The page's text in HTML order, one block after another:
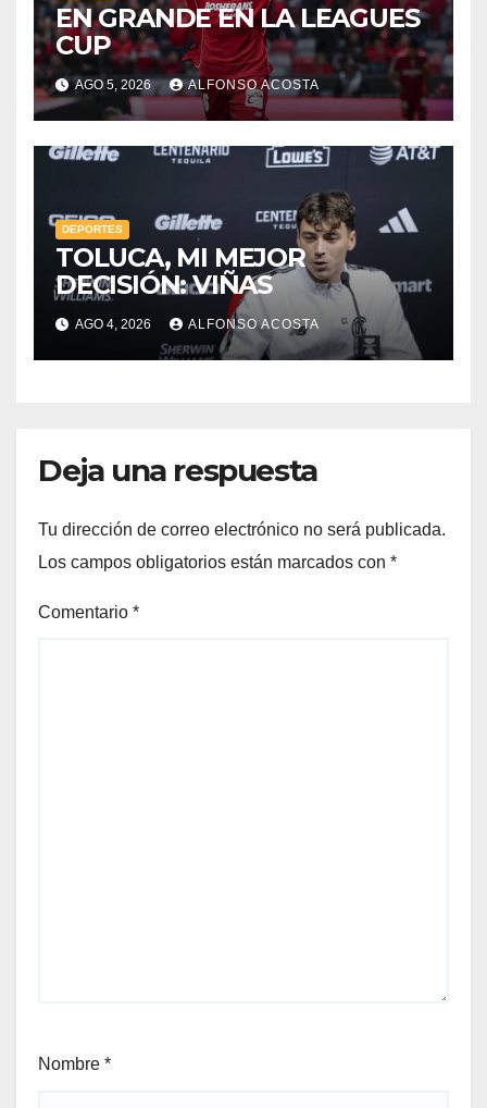
EN GRANDE EN LA LEAGUES
CUP
AGO 5, 2026 ALFONSO ACOSTA
DEPORTES
TOLUCA, MI MEJOR
DECISIÓN: VIÑAS
AGO 4, 2026 ALFONSO ACOSTA
Deja una respuesta
Tu dirección de correo electrónico no será publicada.
Los campos obligatorios están marcados con *
Comentario *
Nombre *